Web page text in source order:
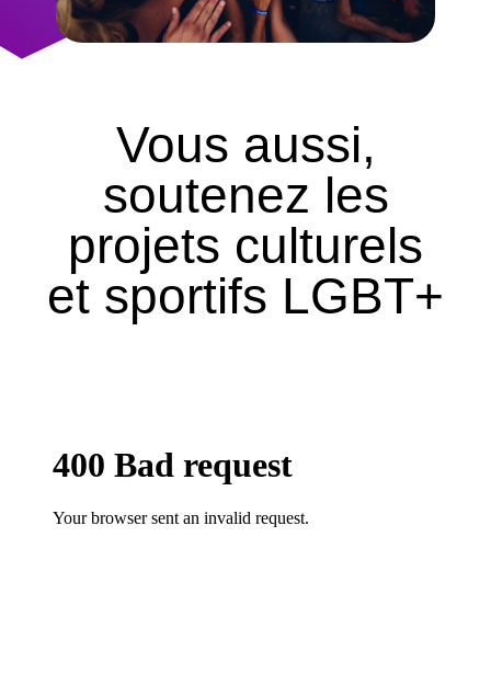
Vous aussi,
soutenez les
projets culturels
et sportifs LGBT+